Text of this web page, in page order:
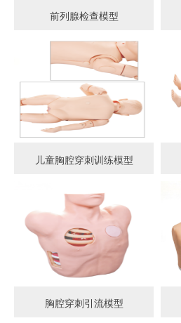
前列腺检查模型
儿童胸腔穿刺训练模型
胸腔穿刺引流模型